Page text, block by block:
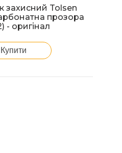
захисний Tolsen
прозора
- оригінал
Купити